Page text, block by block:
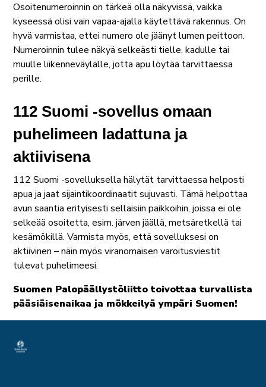
Osoitenumeroinnin on tärkeä olla näkyvissä, vaikka
kyseessä olisi vain vapaa-ajalla käytettävä rakennus. On
hyvä varmistaa, ettei numero ole jäänyt lumen peittoon.
Numeroinnin tulee näkyä selkeästi tielle, kadulle tai
muulle liikenneväylälle, jotta apu löytää tarvittaessa
perille.
112 Suomi -sovellus omaan
puhelimeen ladattuna ja
aktiivisena
112 Suomi -sovelluksella hälytät tarvittaessa helposti
apua ja jaat sijaintikoordinaatit sujuvasti. Tämä helpottaa
avun saantia erityisesti sellaisiin paikkoihin, joissa ei ole
selkeää osoitetta, esim. järven jäällä, metsäretkellä tai
kesämökillä. Varmista myös, että sovelluksesi on
aktiivinen – näin myös viranomaisen varoitusviestit
tulevat puhelimeesi.
Suomen Palopäällystöliitto toivottaa turvallista
pääsiäisenaikaa ja mökkeilyä ympäri Suomen!